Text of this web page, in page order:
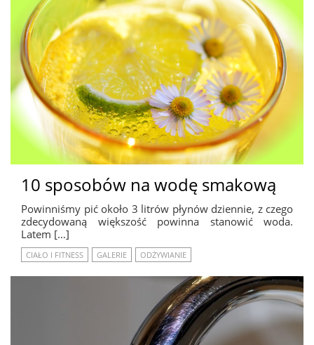
10 sposobów na wodę smakową
Powinniśmy pić około 3 litrów płynów dziennie, z czego
zdecydowaną większość powinna stanowić woda.
Latem […]
CIAŁO I FITNESS GALERIE ODŻYWIANIE